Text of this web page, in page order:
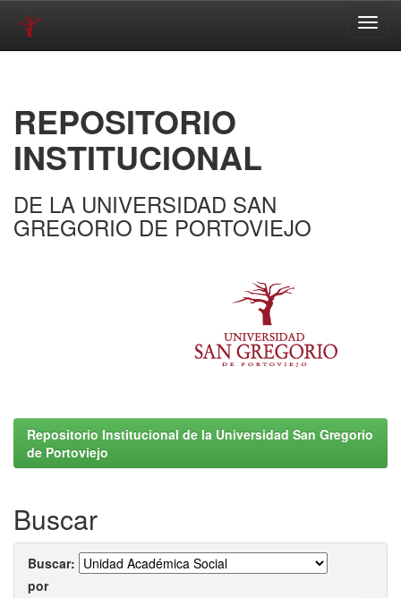
REPOSITORIO
INSTITUCIONAL
DE LA UNIVERSIDAD SAN
GREGORIO DE PORTOVIEJO
Repositorio Institucional de la Universidad San Gregorio
de Portoviejo
Buscar
Buscar:
por